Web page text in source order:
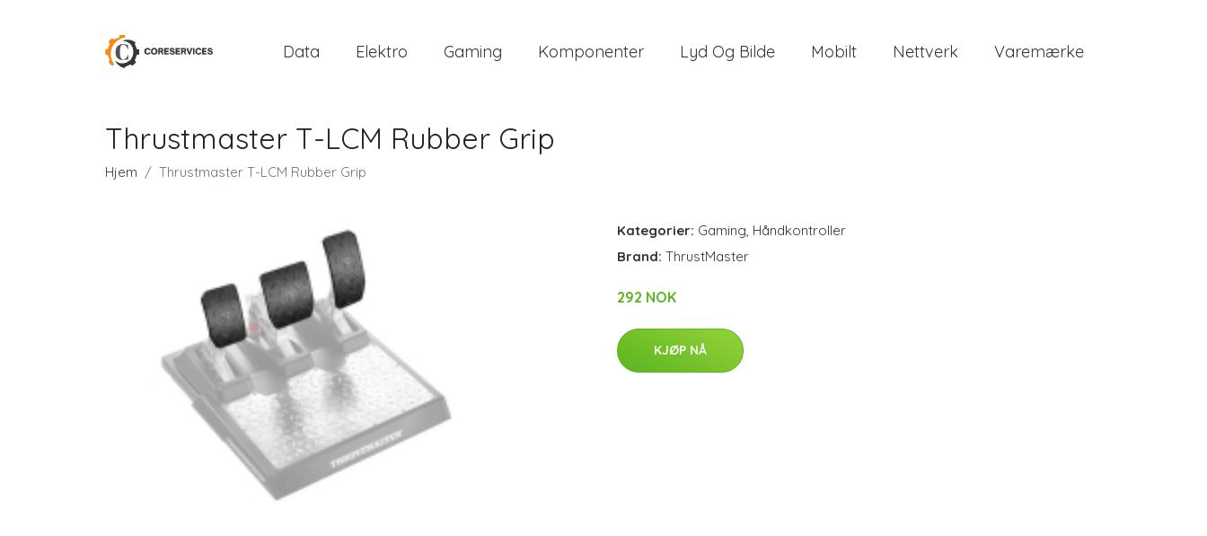
Data Elektro Gaming Komponenter Lyd Og Bilde Mobilt Nettverk Varemærke
Thrustmaster T-LCM Rubber Grip
Hjem Thrustmaster T-LCM Rubber Grip
Kategorier: Gaming, Håndkontroller
Brand: ThrustMaster
292 NOK
KJØP NÅ